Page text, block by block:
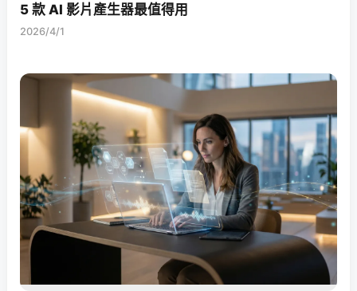
5 款 AI 影片產生器最值得用
2026/4/1